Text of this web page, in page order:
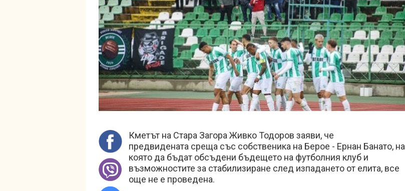
Кметът на Стара Загора Живко Тодоров заяви, че
предвидената среща със собственика на Берое - Ернан Банато, на
която да бъдат обсъдени бъдещето на футболния клуб и
възможностите за стабилизиране след изпадането от елита, все
още не е проведена.